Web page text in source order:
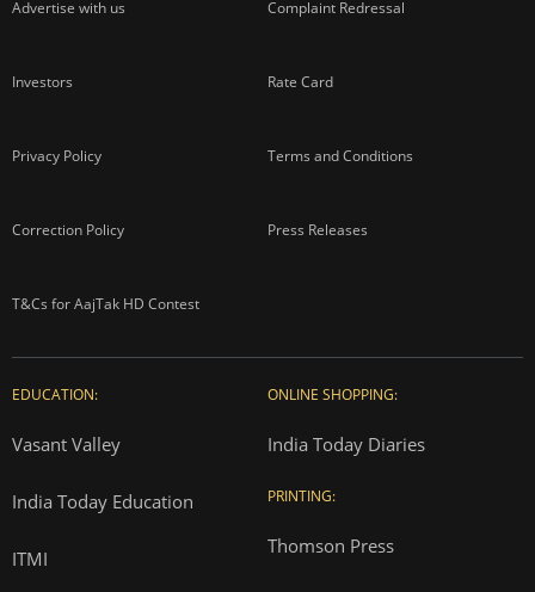
Advertise with us Complaint Redressal
Investors Rate Card
Privacy Policy Terms and Conditions
Correction Policy Press Releases
T&Cs for AajTak HD Contest
EDUCATION:
Vasant Valley
India Today Education
ITMI
ONLINE SHOPPING:
India Today Diaries
PRINTING:
Thomson Press